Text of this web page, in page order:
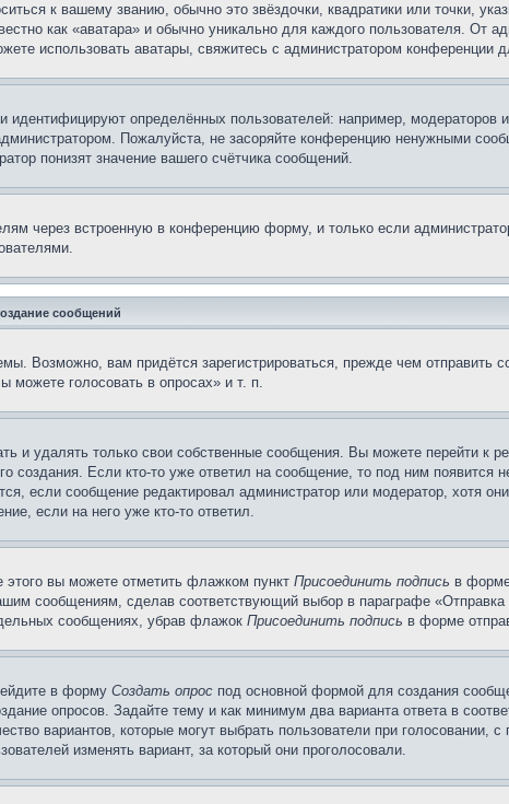
к вашему званию, обычно это звёздочки, квадратики или точки,
как «аватара» и обычно уникально для каждого пользователя. От
использовать аватары, свяжитесь с администратором конференции
определённых пользователей: например, модераторов
Пожалуйста, не засоряйте конференцию ненужными
понизят значение вашего счётчика сообщений.
через встроенную в конференцию форму, и только если
сообщений
Возможно, вам придётся зарегистрироваться, прежде чем отправить
голосовать в опросах» и т. п.
и удалять только свои собственные сообщения. Вы можете перейти к
создания. Если кто-то уже ответил на сообщение, то под ним появится
если сообщение редактировал администратор или модератор, хотя
если на него уже кто-то ответил.
вы можете отметить флажком пункт Присоединить подпись в
сообщениям, сделав соответствующий выбор в параграфе
сообщениях, убрав флажок Присоединить подпись в форме
в форму Создать опрос под основной формой для создания
опросов. Задайте тему и как минимум два варианта ответа в
вариантов, которые могут выбрать пользователи при голосовании,
изменять вариант, за который они проголосовали.